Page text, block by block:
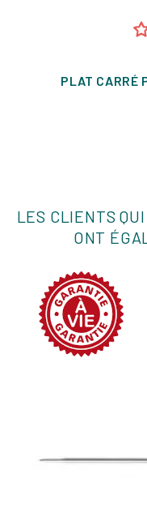
PLAT CARRÉ
LES CLIENTS
ONT